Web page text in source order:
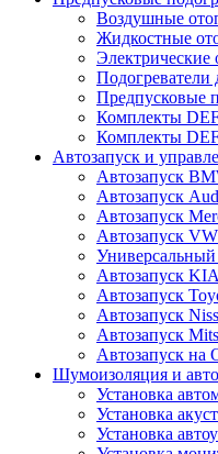
Воздушные
Жидкостные
Электрические
Подогреватели
Предпусковые
Комплекты
Комплекты
Автозапуск и
Автозапуск
Автозапуск
Автозапуск
Автозапуск VW
Универсальный
Автозапуск
Автозапуск
Автозапуск
Автозапуск
Автозапуск на
Шумоизоляция и
Установка
Установка
Установка